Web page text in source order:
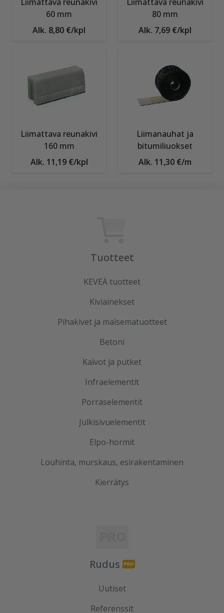
60 mm
Alk. 8,80 €/kpl
80 mm
Alk. 7,69 €/kpl
Liimattava reunakivi
160 mm
Alk. 11,19 €/kpl
Liimanauhat ja
bitumiliuokset
Alk. 11,30 €/m
Tuotteet
KEVEÄ tuotteet
Kiviainekset
Pihakivet ja maisematuotteet
Betoni
Kaivot ja putket
Infraelementit
Porraselementit
Julkisivuelementit
Elpo-hormit
Louhinta, murskaus, esirakentaminen
Kierrätys
Rudus
Uutiset
Referenssit